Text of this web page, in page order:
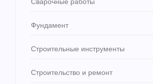
Фундамент
Строительные инструменты
Строительство и ремонт